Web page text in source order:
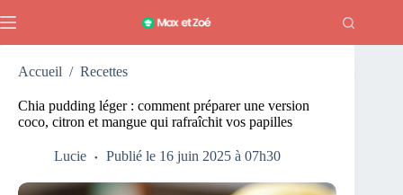
au
Accueil / Recettes
Chia pudding léger : comment préparer une version
coco, citron et mangue qui rafraîchit vos papilles
Lucie Publié le 16 juin 2025 à 07h30